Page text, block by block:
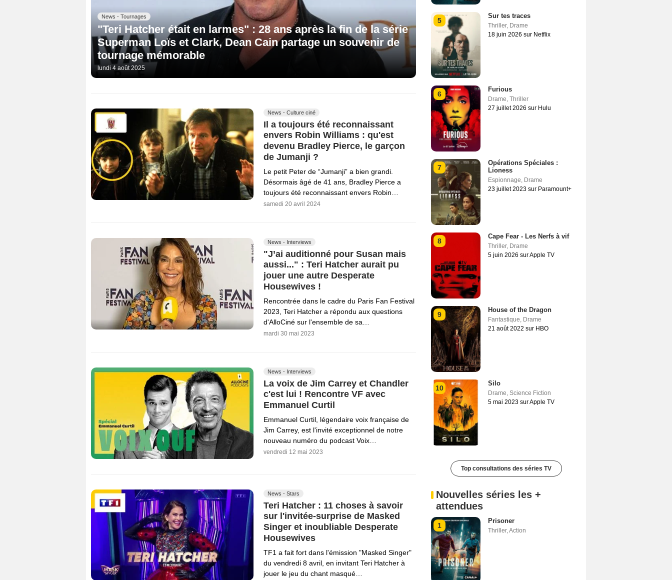
News - Tournages
"Teri Hatcher était en larmes" : 28 ans après la fin de la série
Superman Loïs et Clark, Dean Cain partage un souvenir de
tournage mémorable
lundi 4 août 2025
News - Culture ciné
Il a toujours été reconnaissant
envers Robin Williams : qu'est
devenu Bradley Pierce, le garçon
de Jumanji ?
Le petit Peter de “Jumanji” a bien grandi.
Désormais âgé de 41 ans, Bradley Pierce a
toujours été reconnaissant envers Robin…
samedi 20 avril 2024
News - Interviews
"J’ai auditionné pour Susan mais
aussi..." : Teri Hatcher aurait pu
jouer une autre Desperate
Housewives !
Rencontrée dans le cadre du Paris Fan Festival
2023, Teri Hatcher a répondu aux questions
d'AlloCiné sur l'ensemble de sa…
mardi 30 mai 2023
News - Interviews
La voix de Jim Carrey et Chandler
c'est lui ! Rencontre VF avec
Emmanuel Curtil
Emmanuel Curtil, légendaire voix française de
Jim Carrey, est l'invité exceptionnel de notre
nouveau numéro du podcast Voix…
vendredi 12 mai 2023
News - Stars
Teri Hatcher : 11 choses à savoir
sur l'invitée-surprise de Masked
Singer et inoubliable Desperate
Housewives
TF1 a fait fort dans l'émission "Masked Singer"
du vendredi 8 avril, en invitant Teri Hatcher à
jouer le jeu du chant masqué…
5
Sur tes traces
Thriller, Drame
18 juin 2026 sur Netflix
6
Furious
Drame, Thriller
27 juillet 2026 sur Hulu
7
Opérations Spéciales :
Lioness
Espionnage, Drame
23 juillet 2023 sur Paramount+
8
Cape Fear - Les Nerfs à vif
Thriller, Drame
5 juin 2026 sur Apple TV
9
House of the Dragon
Fantastique, Drame
21 août 2022 sur HBO
10
Silo
Drame, Science Fiction
5 mai 2023 sur Apple TV
Top consultations des séries TV
Nouvelles séries les +
attendues
1
Prisoner
Thriller,Action